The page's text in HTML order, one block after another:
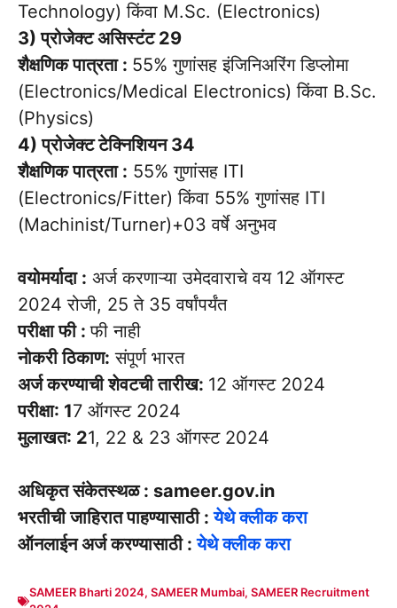
Technology) किंवा M.Sc. (Electronics)
3) प्रोजेक्ट असिस्टंट 29
शैक्षणिक पात्रता : 55% गुणांसह इंजिनिअरिंग डिप्लोमा
(Electronics/Medical Electronics) किंवा B.Sc.
(Physics)
4) प्रोजेक्ट टेक्निशियन 34
शैक्षणिक पात्रता : 55% गुणांसह ITI
(Electronics/Fitter) किंवा 55% गुणांसह ITI
(Machinist/Turner)+03 वर्षे अनुभव
वयोमर्यादा : अर्ज करणाऱ्या उमेदवाराचे वय 12 ऑगस्ट
2024 रोजी, 25 ते 35 वर्षांपर्यंत
परीक्षा फी :फी नाही
नोकरी ठिकाण: संपूर्ण भारत
अर्ज करण्याची शेवटची तारीख: 12 ऑगस्ट 2024
परीक्षा: 17 ऑगस्ट 2024
मुलाखत: 21, 22 & 23 ऑगस्ट 2024
अधिकृत संकेतस्थळ : sameer.gov.in
भरतीची जाहिरात पाहण्यासाठी :येथे क्लीक करा
ऑनलाईन अर्ज करण्यासाठी :येथे क्लीक करा
SAMEER Bharti 2024, SAMEER Mumbai, SAMEER Recruitment